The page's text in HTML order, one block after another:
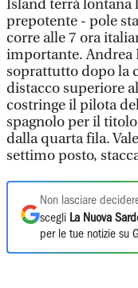
Island terrà lontana
prepotente - pole
corre alle 7 ora
importante. Andrea
soprattutto dopo la
distacco superiore
costringe il pilota
spagnolo per il
dalla quarta fila.
settimo posto,
Non lasciare
scegli La Nuova
per le tue notizie su